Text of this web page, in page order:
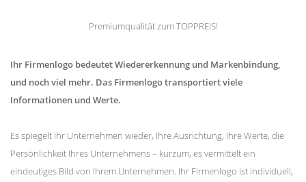
Premiumqualität zum TOPPREIS!
Ihr Firmenlogo bedeutet Wiedererkennung und Markenbindung,
und noch viel mehr. Das Firmenlogo transportiert viele
Informationen und Werte.
Es spiegelt Ihr Unternehmen wieder, Ihre Ausrichtung, Ihre Werte, die
Persönlichkeit Ihres Unternehmens – kurzum, es vermittelt ein
eindeutiges Bild von Ihrem Unternehmen. Ihr Firmenlogo ist individuell,